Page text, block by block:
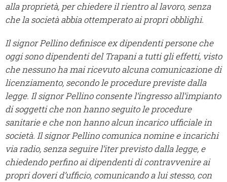
alla proprietà, per chiedere il rientro al lavoro, senza
che la società abbia ottemperato ai propri obblighi.
Il signor Pellino definisce ex dipendenti persone che
oggi sono dipendenti del Trapani a tutti gli effetti, visto
che nessuno ha mai ricevuto alcuna comunicazione di
licenziamento, secondo le procedure previste dalla
legge. Il signor Pellino consente l’ingresso all’impianto
di soggetti che non hanno seguito le procedure
sanitarie e che non hanno alcun incarico ufficiale in
società. Il signor Pellino comunica nomine e incarichi
via radio, senza seguire l’iter previsto dalla legge, e
chiedendo perfino ai dipendenti di contravvenire ai
propri doveri d’ufficio, comunicando a lui stesso, con